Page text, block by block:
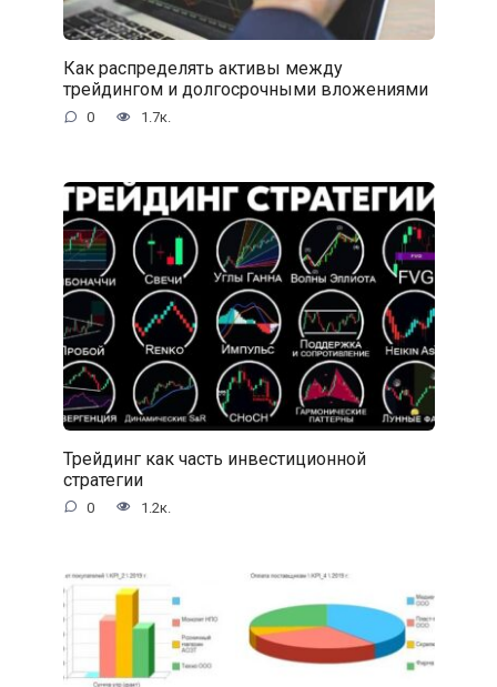
Как распределять активы между
трейдингом и долгосрочными вложениями
0 1.7к.
Трейдинг как часть инвестиционной
стратегии
0 1.2к.